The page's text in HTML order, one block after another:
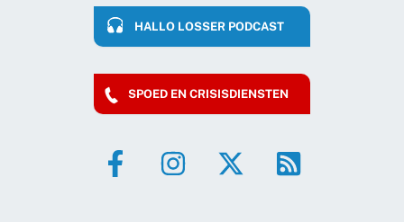
HALLO LOSSER PODCAST
SPOED EN CRISISDIENSTEN